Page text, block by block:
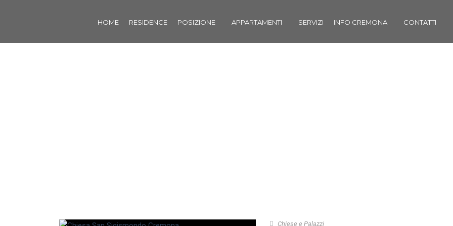
HOME RESIDENCE POSIZIONE APPARTAMENTI SERVIZI INFO CREMONA CONTATTI
Chiese e Palazzi